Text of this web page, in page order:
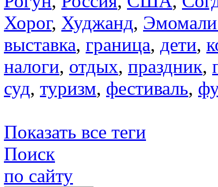
Хорог, Худжанд,
выставка, граница, дети,
налоги, отдых, праздник,
суд, туризм, фестиваль,
Показать все теги
Поиск
по сайту